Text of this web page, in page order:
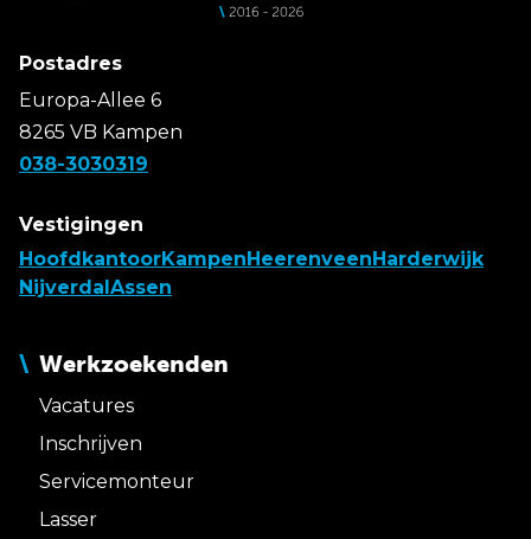
Postadres
Europa-Allee 6
8265 VB Kampen
038-3030319
Vestigingen
HoofdkantoorKampen Heerenveen Harderwijk
Nijverdal Assen
Werkzoekenden
Vacatures
Inschrijven
Servicemonteur
Lasser